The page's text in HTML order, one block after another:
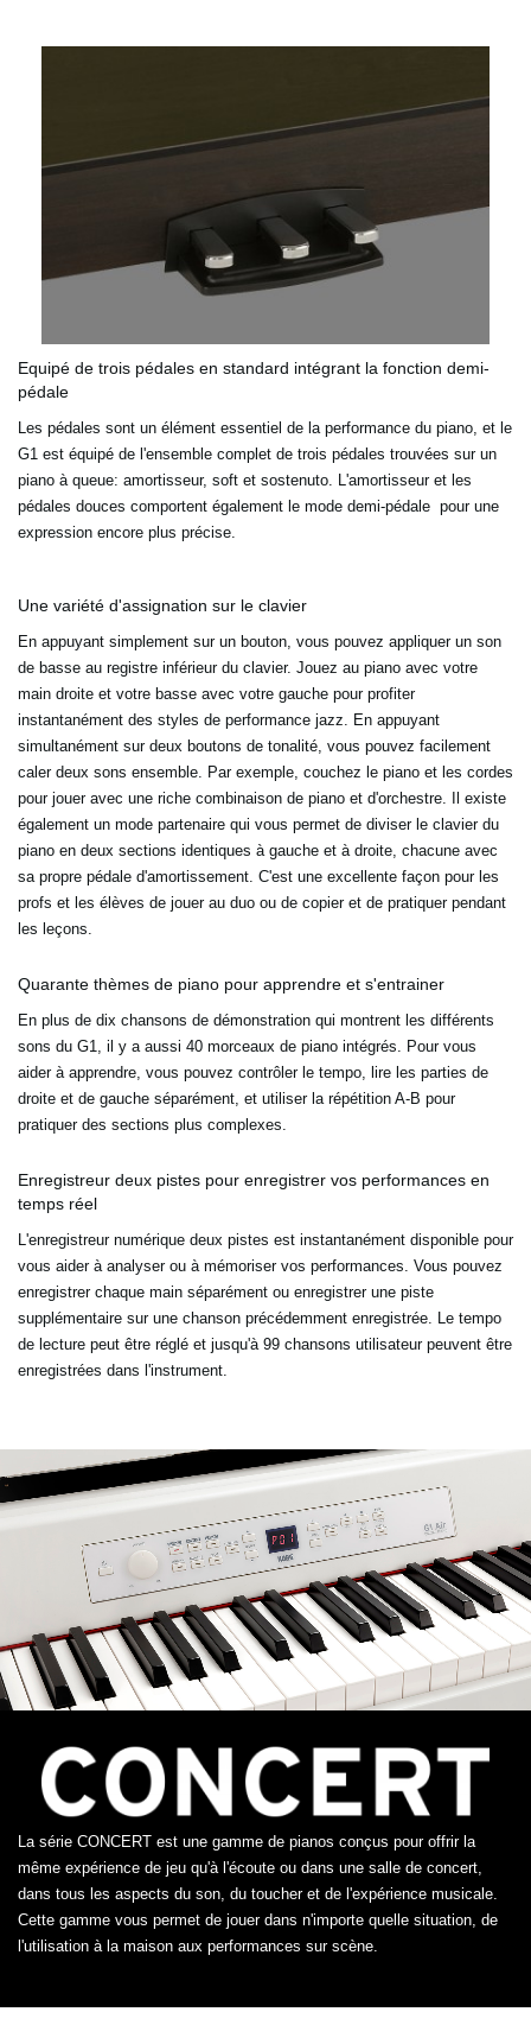
Equipé de trois pédales en standard intégrant la fonction demi-
pédale
Les pédales sont un élément essentiel de la performance du piano, et le
G1 est équipé de l'ensemble complet de trois pédales trouvées sur un
piano à queue: amortisseur, soft et sostenuto. L'amortisseur et les
pédales douces comportent également le mode demi-pédale pour une
expression encore plus précise.
Une variété d'assignation sur le clavier
En appuyant simplement sur un bouton, vous pouvez appliquer un son
de basse au registre inférieur du clavier. Jouez au piano avec votre
main droite et votre basse avec votre gauche pour profiter
instantanément des styles de performance jazz. En appuyant
simultanément sur deux boutons de tonalité, vous pouvez facilement
caler deux sons ensemble. Par exemple, couchez le piano et les cordes
pour jouer avec une riche combinaison de piano et d'orchestre. Il existe
également un mode partenaire qui vous permet de diviser le clavier du
piano en deux sections identiques à gauche et à droite, chacune avec
sa propre pédale d'amortissement. C'est une excellente façon pour les
profs et les élèves de jouer au duo ou de copier et de pratiquer pendant
les leçons.
Quarante thèmes de piano pour apprendre et s'entrainer
En plus de dix chansons de démonstration qui montrent les différents
sons du G1, il y a aussi 40 morceaux de piano intégrés. Pour vous
aider à apprendre, vous pouvez contrôler le tempo, lire les parties de
droite et de gauche séparément, et utiliser la répétition A-B pour
pratiquer des sections plus complexes.
Enregistreur deux pistes pour enregistrer vos performances en
temps réel
L'enregistreur numérique deux pistes est instantanément disponible pour
vous aider à analyser ou à mémoriser vos performances. Vous pouvez
enregistrer chaque main séparément ou enregistrer une piste
supplémentaire sur une chanson précédemment enregistrée. Le tempo
de lecture peut être réglé et jusqu'à 99 chansons utilisateur peuvent être
enregistrées dans l'instrument.
La série CONCERT est une gamme de pianos conçus pour offrir la
même expérience de jeu qu'à l'écoute ou dans une salle de concert,
dans tous les aspects du son, du toucher et de l'expérience musicale.
Cette gamme vous permet de jouer dans n'importe quelle situation, de
l'utilisation à la maison aux performances sur scène.